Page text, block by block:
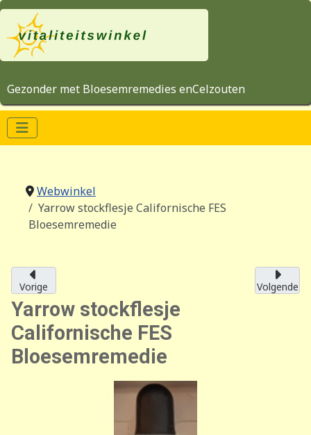
Gezonder met Bloesemremedies enCelzouten
Webwinkel
Yarrow stockflesje Californische FES
Bloesemremedie
Vorige Volgende
Yarrow stockflesje
Californische FES
Bloesemremedie